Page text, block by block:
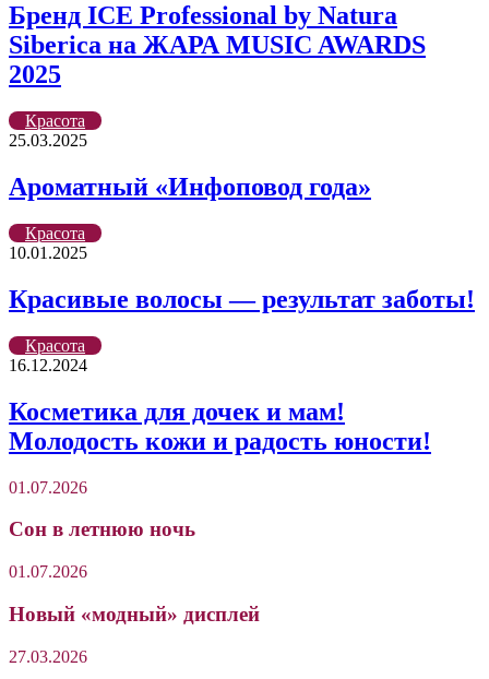
Бренд ICE Professional by Natura
Siberica на ЖАРА MUSIC AWARDS
2025
Красота
25.03.2025
Ароматный «Инфоповод года»
Красота
10.01.2025
Красивые волосы — результат заботы!
Красота
16.12.2024
Косметика для дочек и мам!
Молодость кожи и радость юности!
01.07.2026
Сон в летнюю ночь
01.07.2026
Новый «модный» дисплей
27.03.2026